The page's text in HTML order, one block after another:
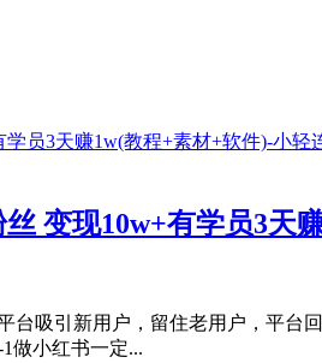
变现10w+有学员3天
台吸引新用户，留住老用户，平
做小红书一定...